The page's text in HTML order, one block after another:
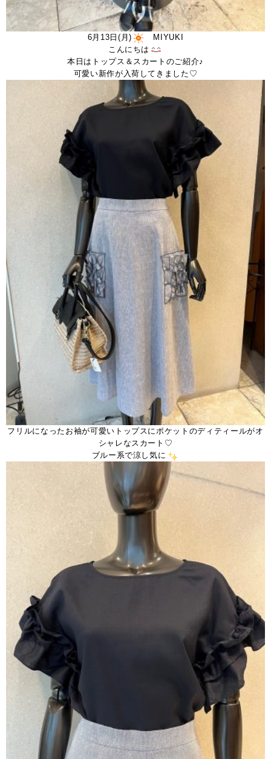
6月13日(月)
MIYUKI
こんにちは
本日はトップス＆スカートのご紹介♪
可愛い新作が入荷してきました♡
フリルになったお袖が可愛いトップスにポケットのディティールがオ
シャレなスカート♡
ブルー系で涼し気に